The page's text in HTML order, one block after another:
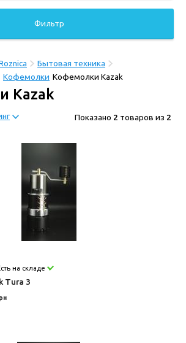
Фильтр
Бытовая техника
Кофемолки Кофемолки Kazak
Kazak
Показано 2 товаров из 2
на складе
Tura 3